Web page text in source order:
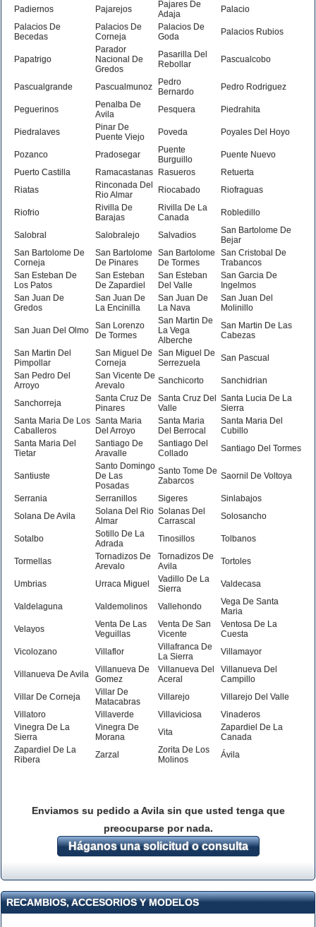
Padiernos Pajarejos
Pajares De
Adaja
Palacio
Palacios De
Becedas
Palacios De
Corneja
Palacios De
Goda
Palacios Rubios
Papatrigo
Parador
Nacional De
Gredos
Pasarilla Del
Rebollar
Pascualcobo
Pascualgrande Pascualmunoz
Pedro
Bernardo
Pedro Rodriguez
Peguerinos
Penalba De
Avila
Pesquera Piedrahita
Piedralaves
Pinar De
Puente Viejo
Poveda Poyales Del Hoyo
Pozanco Pradosegar
Puente
Burguillo
Puente Nuevo
Puerto Castilla
Ramacastanas Rasueros
Retuerta
Riatas
Rinconada Del
Rio Almar
Riocabado Riofraguas
Riofrio
Rivilla De
Barajas
Rivilla De La
Canada
Robledillo
Salobral Salobralejo Salvadios
San Bartolome De
Bejar
San Bartolome De
Corneja
San Bartolome
De Pinares
San Bartolome
De Tormes
San Cristobal De
Trabancos
San Esteban De
Los Patos
San Esteban
De Zapardiel
San Esteban
Del Valle
San Garcia De
Ingelmos
San Juan De
Gredos
San Juan De
La Encinilla
San Juan De
La Nava
San Juan Del
Molinillo
San Juan Del Olmo
San Lorenzo
De Tormes
San Martin De
La Vega
Alberche
San Martin De Las
Cabezas
San Martin Del
Pimpollar
San Miguel De
Corneja
San Miguel De
Serrezuela
San Pascual
San Pedro Del
Arroyo
San Vicente De
Arevalo
Sanchicorto Sanchidrian
Sanchorreja
Santa Cruz De
Pinares
Santa Cruz Del
Valle
Santa Lucia De La
Sierra
Santa Maria De Los
Caballeros
Santa Maria
Del Arroyo
Santa Maria
Del Berrocal
Santa Maria Del
Cubillo
Santa Maria Del
Tietar
Santiago De
Aravalle
Santiago Del
Collado
Santiago Del Tormes
Santiuste
Santo Domingo
De Las
Posadas
Santo Tome De
Zabarcos
Saornil De Voltoya
Serrania Serranillos Sigeres
Sinlabajos
Solana De Avila
Solana Del Rio
Almar
Solanas Del
Carrascal
Solosancho
Sotalbo
Sotillo De La
Adrada
Tinosillos Tolbanos
Tormellas
Tornadizos De
Arevalo
Tornadizos De
Avila
Tortoles
Umbrias Urraca Miguel
Vadillo De La
Sierra
Valdecasa
Valdelaguna Valdemolinos Vallehondo
Vega De Santa
Maria
Velayos
Venta De Las
Veguillas
Venta De San
Vicente
Ventosa De La
Cuesta
Vicolozano
Villaflor
Villafranca De
La Sierra
Villamayor
Villanueva De Avila
Villanueva De
Gomez
Villanueva Del
Aceral
Villanueva Del
Campillo
Villar De Corneja
Villar De
Matacabras
Villarejo
Villarejo Del Valle
Villatoro
Villaverde Villaviciosa
Vinaderos
Vinegra De La
Sierra
Vinegra De
Morana
Vita
Zapardiel De La
Canada
Zapardiel De La
Ribera
Zarzal
Zorita De Los
Molinos
Ávila
Enviamos su pedido a Avila sin que usted tenga que
preocuparse por nada.
Háganos una solicitud o consulta
RECAMBIOS, ACCESORIOS Y MODELOS